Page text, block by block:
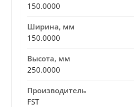
150.0000
Ширина, мм
150.0000
Высота, мм
250.0000
Производитель
FST